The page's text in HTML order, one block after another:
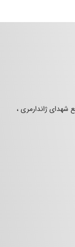
شهدای ژاندارمری ،